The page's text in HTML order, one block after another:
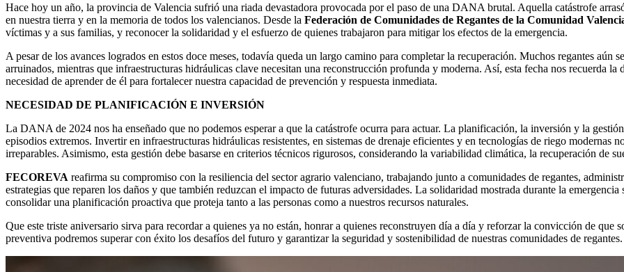
Hace hoy un año, la provincia de Valencia sufrió una riada devastadora provocada por el paso de una DANA brutal. Aquella catástrofe
en nuestra tierra y en la memoria de todos los valencianos. Desde la Federación de Comunidades de Regantes de la Comunidad
víctimas y a sus familias, y reconocer la solidaridad y el esfuerzo de quienes trabajaron para mitigar los efectos de la emergencia.
A pesar de los avances logrados en estos doce meses, todavía queda un largo camino para completar la recuperación. Muchos regantes aún
arruinados, mientras que infraestructuras hidráulicas clave necesitan una reconstrucción profunda y moderna. Así, esta fecha nos recuerda
necesidad de aprender de él para fortalecer nuestra capacidad de prevención y respuesta inmediata.
NECESIDAD DE PLANIFICACIÓN E INVERSIÓN
La DANA de 2024 nos ha enseñado que no podemos esperar a que la catástrofe ocurra para actuar. La planificación, la inversión y la
episodios extremos. Invertir en infraestructuras hidráulicas resistentes, en sistemas de drenaje eficientes y en tecnologías de riego modernas
irreparables. Asimismo, esta gestión debe basarse en criterios técnicos rigurosos, considerando la variabilidad climática, la recuperación de
FECOREVA reafirma su compromiso con la resiliencia del sector agrario valenciano, trabajando junto a comunidades de regantes,
estrategias que reparen los daños y que también reduzcan el impacto de futuras adversidades. La solidaridad mostrada durante la
consolidar una planificación proactiva que proteja tanto a las personas como a nuestros recursos naturales.
Que este triste aniversario sirva para recordar a quienes ya no están, honrar a quienes reconstruyen día a día y reforzar la convicción de
preventiva podremos superar con éxito los desafíos del futuro y garantizar la seguridad y sostenibilidad de nuestras comunidades de regantes.